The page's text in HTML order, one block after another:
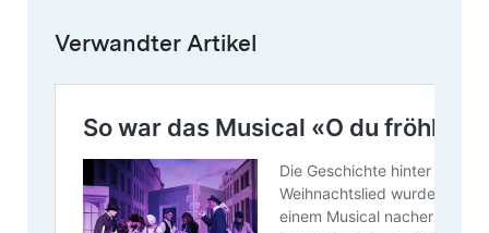
Verwandter Artikel